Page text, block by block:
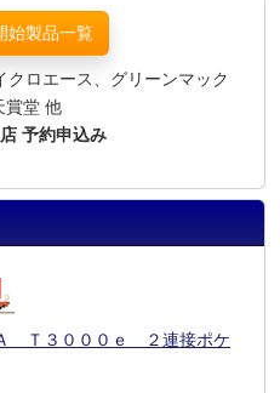
始製品一覧
クロエース、グリーンマック
賞堂 他
予約申込み
Ｔ３０００ｅ ２連接ポケ